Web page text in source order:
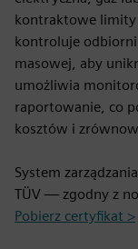
kontraktowe limity
kontroluje
masowej, aby
umożliwia
raportowanie, co
kosztów i
System
TÜV — zgodny z
Pobierz certyfikat >